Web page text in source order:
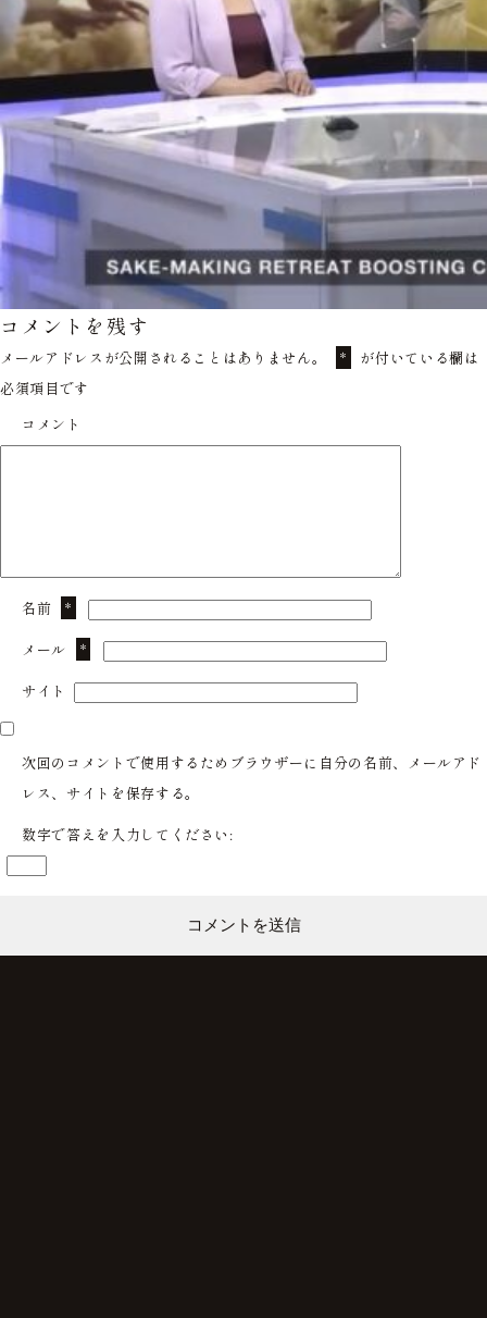
コメントを残す
メールアドレスが公開されることはありません。 *
が付いている欄は
必須項目です
コメント
名前 *
メール *
サイト
次回のコメントで使用するためブラウザーに自分の名前、メールアド
レス、サイトを保存する。
数字で答えを入力してください: